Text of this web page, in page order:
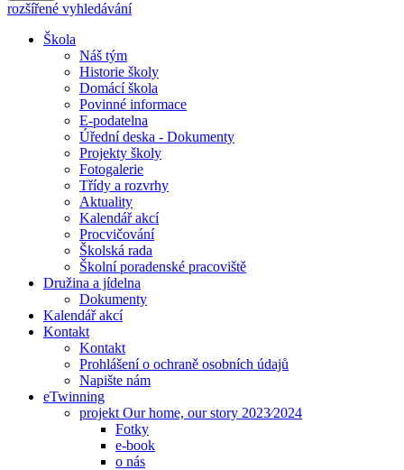
rozšířené vyhledávání
Škola
Náš tým
Historie školy
Domácí škola
Povinné informace
E-podatelna
Úřední deska - Dokumenty
Projekty školy
Fotogalerie
Třídy a rozvrhy
Aktuality
Kalendář akcí
Procvičování
Školská rada
Školní poradenské pracoviště
Družina a jídelna
Dokumenty
Kalendář akcí
Kontakt
Kontakt
Prohlášení o ochraně osobních údajů
Napište nám
eTwinning
projekt Our home, our story 2023⁄2024
Fotky
e-book
o nás